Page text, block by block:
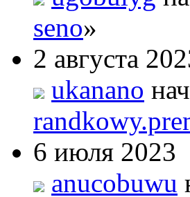
seno»
2 августа
ukanano
6 июля 2023
anucobuwu